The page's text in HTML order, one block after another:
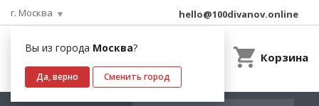
г. Москва
Вы из города Москва?
Да, верно Сменить город
hello@100divanov.online
Корзина